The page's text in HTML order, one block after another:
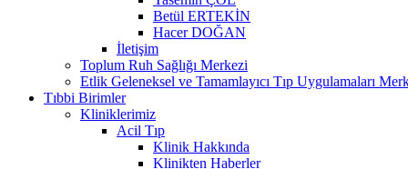
Betül ERTEKİN
Hacer DOĞAN
İletişim
Toplum Ruh Sağlığı Merkezi
Etlik Geleneksel ve Tamamlayıcı Tıp Uygulamaları
Tıbbi Birimler
Kliniklerimiz
Acil Tıp
Klinik Hakkında
Klinikten Haberler